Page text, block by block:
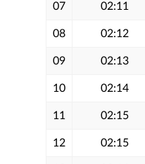
07 02:11
08 02:12
09 02:13
10 02:14
11 02:15
12 02:15